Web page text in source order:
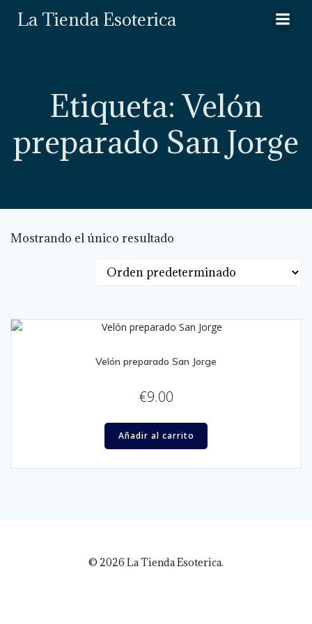
al
La Tienda Esoterica
Etiqueta: Velón
preparado San Jorge
Mostrando el único resultado
Velón preparado San Jorge
€9.00
Añadir al carrito
© 2026 La Tienda Esoterica.